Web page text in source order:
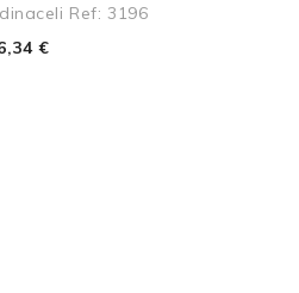
Ref: 3196
€